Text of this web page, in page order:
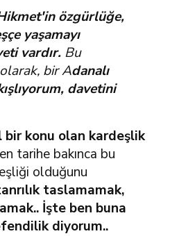
özgürlüğe,
yaşamayı
vardır. Bu
bir Adanalı
davetini
konu olan kardeşlik
tarihe bakınca bu
olduğunu
taslamamak,
İşte ben buna
diyorum..